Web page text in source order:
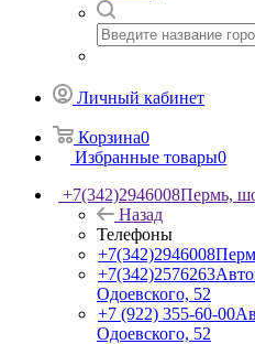
Личный кабинет
Корзина0
Избранные товары0
+7(342)2946008Пермь,
Назад
Телефоны
+7(342)2946008
+7(342)2576263
Одоевского, 52
+7 (922) 355-60-00
Одоевского, 52